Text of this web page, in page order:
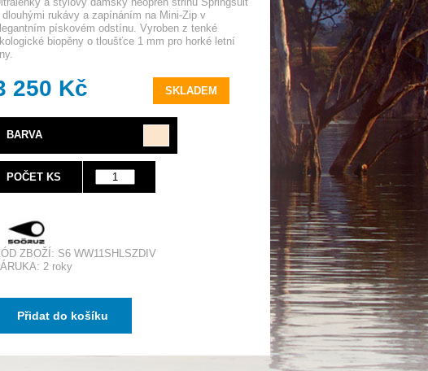
dlouhými rukávy a zapínáním na Mini-Zip v
pískovém odstínu. Vyroben z tenké
biopěny o tloušťce 1 mm pro horké letní
250 Kč SKLADEM
BARVA
POČET KS
ZBOŽÍ: S6 WW11SHLSZDIV
2 roky
Přidat do košíku